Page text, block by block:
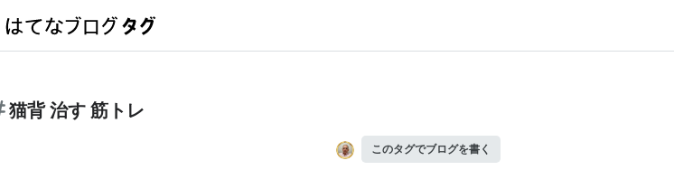
猫背 治す 筋トレ
このタグでブログを書く